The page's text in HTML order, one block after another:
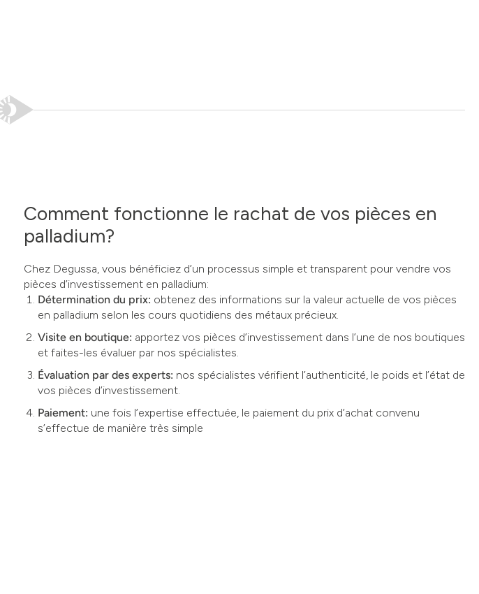
Comment fonctionne le rachat de vos pièces en
palladium?
Chez Degussa, vous bénéficiez d’un processus simple et transparent pour vendre vos
pièces d’investissement en palladium:
Détermination du prix: obtenez des informations sur la valeur actuelle de vos pièces
en palladium selon les cours quotidiens des métaux précieux.
Visite en boutique: apportez vos pièces d’investissement dans l’une de nos boutiques
et faites-les évaluer par nos spécialistes.
Évaluation par des experts: nos spécialistes vérifient l’authenticité, le poids et l’état de
vos pièces d’investissement.
Paiement: une fois l’expertise effectuée, le paiement du prix d’achat convenu
s’effectue de manière très simple